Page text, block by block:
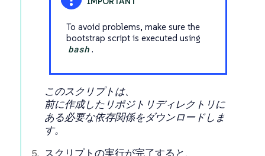
To avoid problems, make sure the
bootstrap script is executed using
bash .
このスクリプトは、
前に作成したリポジトリディレクトリに
ある必要な依存関係をダウンロードしま
す。
スクリプトの実行が完了すると、